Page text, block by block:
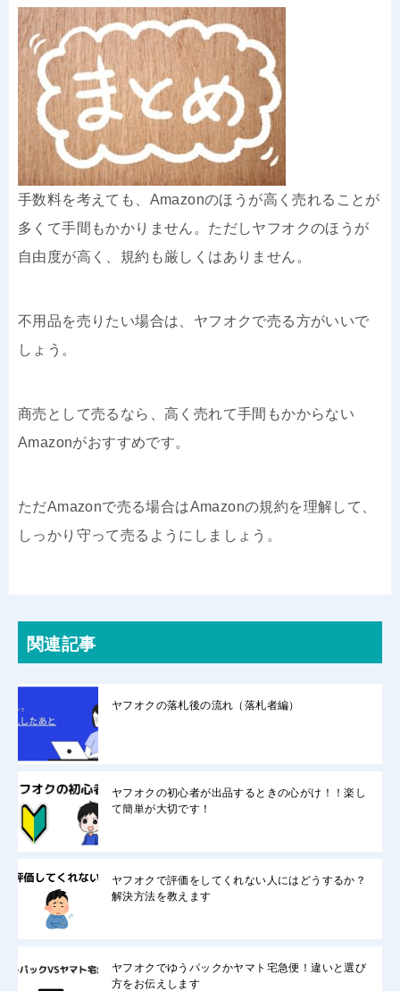
手数料を考えても、Amazonのほうが高く売れることが
多くて手間もかかりません。ただしヤフオクのほうが
自由度が高く、規約も厳しくはありません。
不用品を売りたい場合は、ヤフオクで売る方がいいで
しょう。
商売として売るなら、高く売れて手間もかからない
Amazonがおすすめです。
ただAmazonで売る場合はAmazonの規約を理解して、
しっかり守って売るようにしましょう。
関連記事
ヤフオクの落札後の流れ（落札者編）
ヤフオクの初心者が出品するときの心がけ！！楽し
て簡単が大切です！
ヤフオクで評価をしてくれない人にはどうするか？
解決方法を教えます
ヤフオクでゆうパックかヤマト宅急便！違いと選び
方をお伝えします